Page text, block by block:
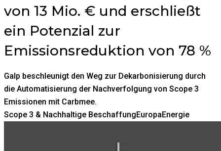
von 13 Mio. € und erschließt
ein Potenzial zur
Emissionsreduktion von 78 %
Galp beschleunigt den Weg zur Dekarbonisierung durch
die Automatisierung der Nachverfolgung von Scope 3
Emissionen mit Carbmee.
Scope 3 & Nachhaltige BeschaffungEuropaEnergie